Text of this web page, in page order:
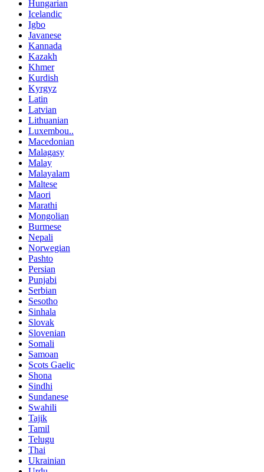
Hungarian
Icelandic
Igbo
Javanese
Kannada
Kazakh
Khmer
Kurdish
Kyrgyz
Latin
Latvian
Lithuanian
Luxembou..
Macedonian
Malagasy
Malay
Malayalam
Maltese
Maori
Marathi
Mongolian
Burmese
Nepali
Norwegian
Pashto
Persian
Punjabi
Serbian
Sesotho
Sinhala
Slovak
Slovenian
Somali
Samoan
Scots Gaelic
Shona
Sindhi
Sundanese
Swahili
Tajik
Tamil
Telugu
Thai
Ukrainian